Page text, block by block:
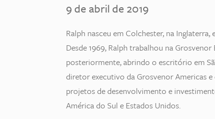
9 de abril de 2019
Ralph nasceu em Colchester, na
Desde 1969, Ralph trabalhou na
posteriormente, abrindo o escritório em
diretor executivo da Grosvenor Americas
projetos de desenvolvimento e
América do Sul e Estados Unidos.